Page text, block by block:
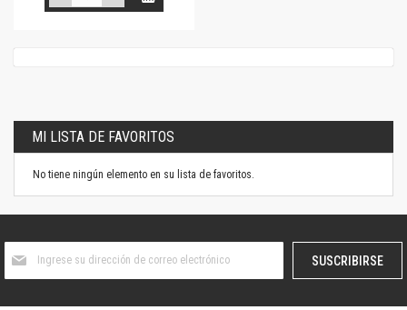
MI LISTA DE FAVORITOS
No tiene ningún elemento en su lista de favoritos.
boletín
SUSCRIBIRSE